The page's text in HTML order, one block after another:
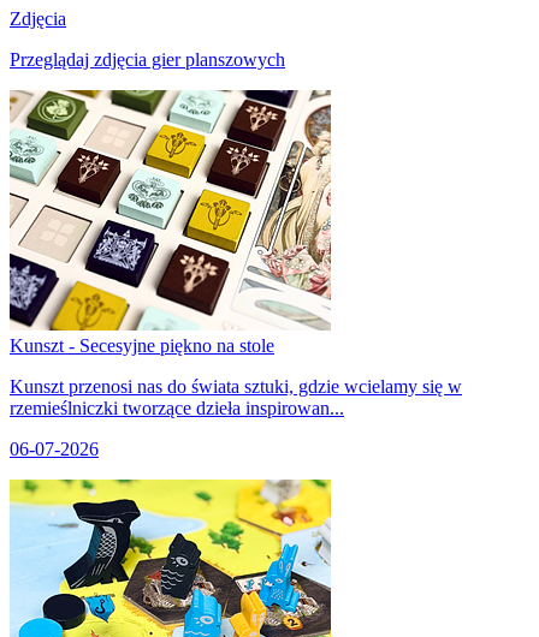
Zdjęcia
Przeglądaj zdjęcia gier planszowych
Kunszt - Secesyjne piękno na stole
Kunszt przenosi nas do świata sztuki, gdzie wcielamy się w
rzemieślniczki tworzące dzieła inspirowan...
06-07-2026